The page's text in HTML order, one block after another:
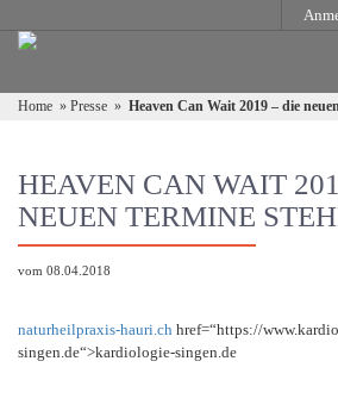
Home » Presse » Heaven Can Wait 2019 – die
HEAVEN CAN WAIT
NEUEN TERMINE
vom 08.04.2018
naturheilpraxis-hauri.ch href=“https://
singen.de“>kardiologie-singen.de